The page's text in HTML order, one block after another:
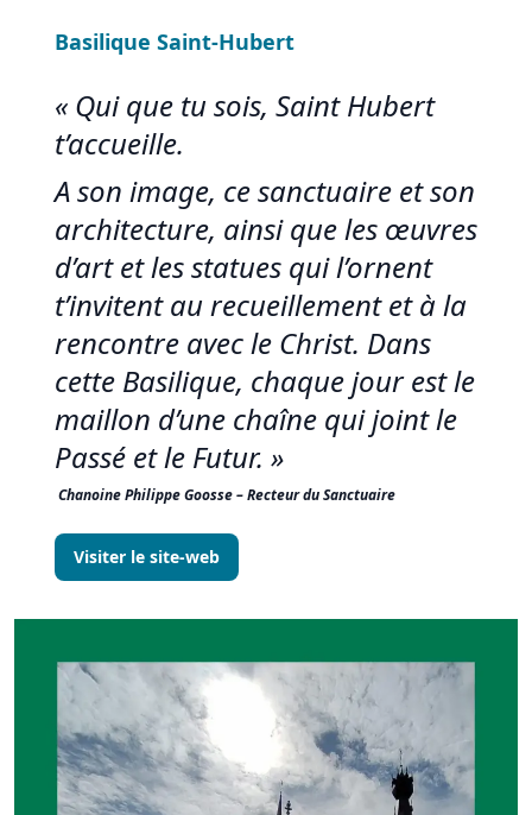
Basilique Saint-Hubert
« Qui que tu sois, Saint Hubert
t’accueille.
A son image, ce sanctuaire et son
architecture, ainsi que les œuvres
d’art et les statues qui l’ornent
t’invitent au recueillement et à la
rencontre avec le Christ. Dans
cette Basilique, chaque jour est le
maillon d’une chaîne qui joint le
Passé et le Futur. »
Chanoine Philippe Goosse – Recteur du Sanctuaire
Visiter le site-web